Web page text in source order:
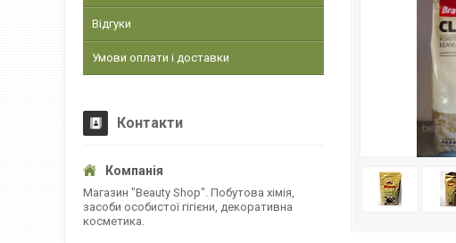
Відгуки
Умови оплати і доставки
Контакти
Магазин "Beauty Shop". Побутова хімія,
засоби особистої гігієни, декоративна
косметика.